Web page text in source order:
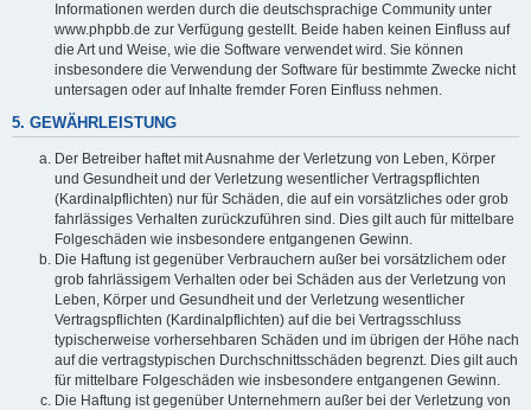
Informationen werden durch die deutschsprachige Community unter
www.phpbb.de zur Verfügung gestellt. Beide haben keinen Einfluss auf
die Art und Weise, wie die Software verwendet wird. Sie können
insbesondere die Verwendung der Software für bestimmte Zwecke nicht
untersagen oder auf Inhalte fremder Foren Einfluss nehmen.
5. GEWÄHRLEISTUNG
Der Betreiber haftet mit Ausnahme der Verletzung von Leben, Körper
und Gesundheit und der Verletzung wesentlicher Vertragspflichten
(Kardinalpflichten) nur für Schäden, die auf ein vorsätzliches oder grob
fahrlässiges Verhalten zurückzuführen sind. Dies gilt auch für mittelbare
Folgeschäden wie insbesondere entgangenen Gewinn.
Die Haftung ist gegenüber Verbrauchern außer bei vorsätzlichem oder
grob fahrlässigem Verhalten oder bei Schäden aus der Verletzung von
Leben, Körper und Gesundheit und der Verletzung wesentlicher
Vertragspflichten (Kardinalpflichten) auf die bei Vertragsschluss
typischerweise vorhersehbaren Schäden und im übrigen der Höhe nach
auf die vertragstypischen Durchschnittsschäden begrenzt. Dies gilt auch
für mittelbare Folgeschäden wie insbesondere entgangenen Gewinn.
Die Haftung ist gegenüber Unternehmern außer bei der Verletzung von